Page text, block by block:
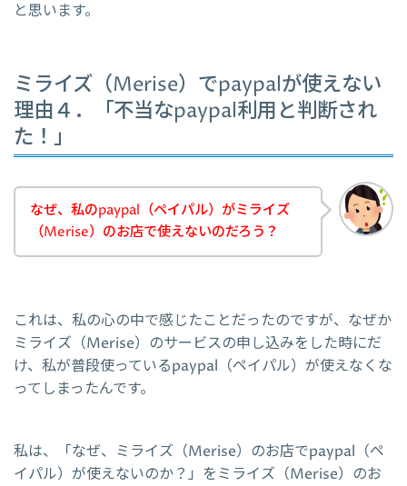
と思います。
ミライズ（Merise）でpaypalが使えない
理由４．「不当なpaypal利用と判断され
た！」
なぜ、私のpaypal（ペイパル）がミライズ
（Merise）のお店で使えないのだろう？
これは、私の心の中で感じたことだったのですが、なぜか
ミライズ（Merise）のサービスの申し込みをした時にだ
け、私が普段使っているpaypal（ペイパル）が使えなくな
ってしまったんです。
私は、「なぜ、ミライズ（Merise）のお店でpaypal（ペ
イパル）が使えないのか？」をミライズ（Merise）のお